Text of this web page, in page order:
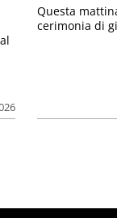
Questa
cerimonia di